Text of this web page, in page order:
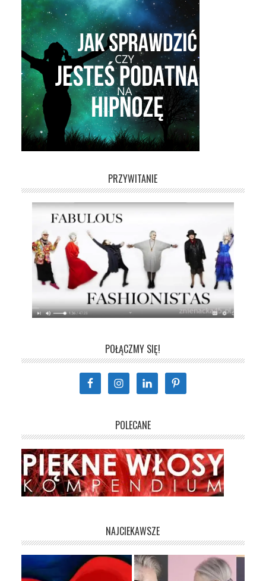
PRZYWITANIE
POŁĄCZMY SIĘ!
POLECANE
NAJCIEKAWSZE